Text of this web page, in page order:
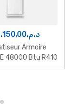
د.م.
Armoire
48000 Btu R410